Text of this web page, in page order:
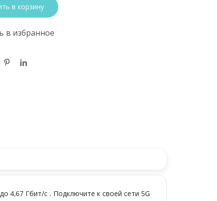
в корзину
в избранное
4,67 Гбит/с . Подключите к своей сети 5G